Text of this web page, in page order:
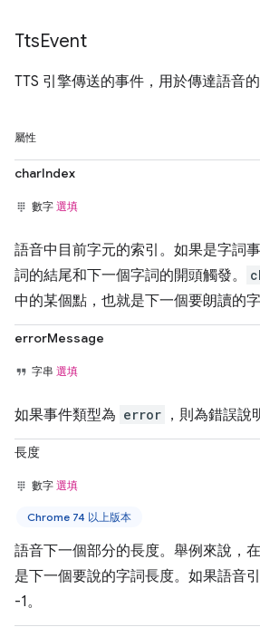
TtsEvent
TTS 引擎傳送的事件，用於傳達語音的
屬性
charIndex
數字 選填
語音中目前字元的索引。如果是字詞
詞的結尾和下一個字詞的開頭觸發。
中的某個點，也就是下一個要朗讀的字
errorMessage
字串 選填
如果事件類型為 error ，則為錯誤說
長度
數字 選填
Chrome 74 以上版本
語音下一個部分的長度。舉例來說，在
是下一個要說的字詞長度。如果語音
-1。